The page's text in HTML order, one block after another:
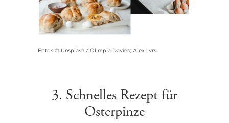
Fotos © Unsplash / Olimpia Davies; Alex Lvrs
3. Schnelles Rezept für
Osterpinze